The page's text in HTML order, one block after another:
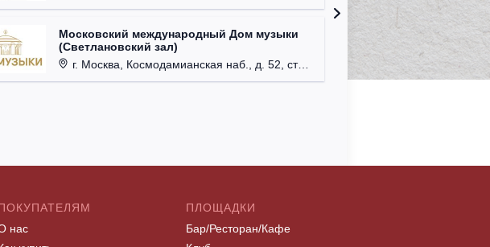
Московский международный Дом музыки
(Светлановский зал)
г. Москва, Космодамианская наб., д. 52, стр. 8.
Клуб
г.
нас
ПЛОЩАДКИ
Бар/Ресторан/Кафе